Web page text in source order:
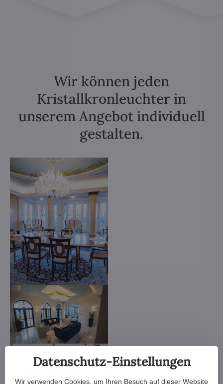
Wir können jeden
Kristallkronleuchter in
unserem Angebot individuell
gestalten.
Datenschutz-Einstellungen
Wir verwenden Cookies, um Ihren Besuch auf dieser Website